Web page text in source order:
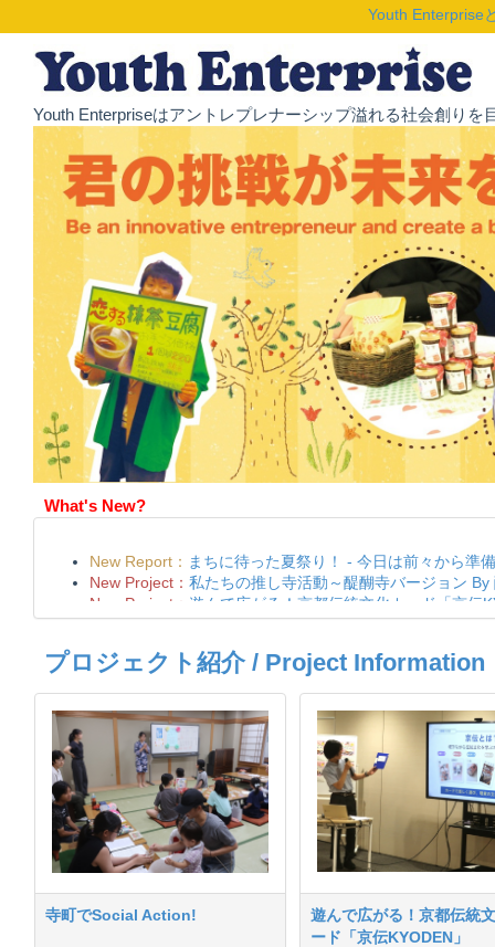
Youth Enterprise
Youth Enterpriseはアントレプレナーシップ溢れる社会創り
What's New?
プロジェクト紹介 / Project Information
寺町でSocial Action!
遊んで広がる！京都伝統
ード「京伝KYODEN」